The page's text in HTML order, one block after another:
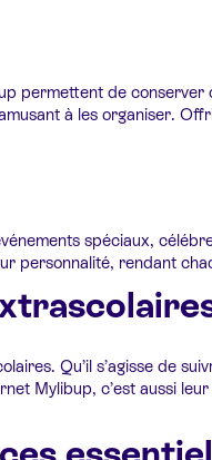
permettent de
à les organiser.
spéciaux,
personnalité, rendant
Qu’il s’agisse de
Mylibup, c’est aussi